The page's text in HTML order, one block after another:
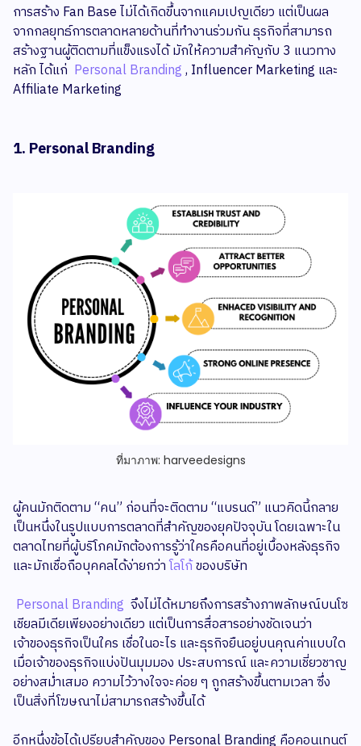
การสร้าง Fan Base ไม่ได้เกิดขึ้นจากแคมเปญเดียว แต่เป็นผล
จากกลยุทธ์การตลาดหลายด้านที่ทำงานร่วมกัน ธุรกิจที่สามารถ
สร้างฐานผู้ติดตามที่แข็งแรงได้ มักให้ความสำคัญกับ 3 แนวทาง
หลัก ได้แก่ Personal Branding, Influencer Marketing และ
Affiliate Marketing
1. Personal Branding
ที่มาภาพ: harveedesigns
ผู้คนมักติดตาม “คน” ก่อนที่จะติดตาม “แบรนด์” แนวคิดนี้กลาย
เป็นหนึ่งในรูปแบบการตลาดที่สำคัญของยุคปัจจุบัน โดยเฉพาะใน
ตลาดไทยที่ผู้บริโภคมักต้องการรู้ว่าใครคือคนที่อยู่เบื้องหลังธุรกิจ
และมักเชื่อถือบุคคลได้ง่ายกว่าโลโก้ของบริษัท
Personal Branding จึงไม่ได้หมายถึงการสร้างภาพลักษณ์บนโซ
เชียลมีเดียเพียงอย่างเดียว แต่เป็นการสื่อสารอย่างชัดเจนว่า
เจ้าของธุรกิจเป็นใคร เชื่อในอะไร และธุรกิจยืนอยู่บนคุณค่าแบบใด
เมื่อเจ้าของธุรกิจแบ่งปันมุมมอง ประสบการณ์ และความเชี่ยวชาญ
อย่างสม่ำเสมอ ความไว้วางใจจะค่อย ๆ ถูกสร้างขึ้นตามเวลา ซึ่ง
เป็นสิ่งที่โฆษณาไม่สามารถสร้างขึ้นได้
อีกหนึ่งข้อได้เปรียบสำคัญของ Personal Branding คือคอนเทนต์